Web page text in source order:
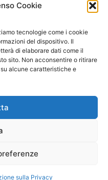
Cookie
tecnologie come i cookie
del dispositivo. Il
di elaborare dati come il
sito. Non acconsentire o ritirare
alcune caratteristiche e
sulla Privacy
info@bagnacaudaday.it
testata registrata al
responsabile Sergio